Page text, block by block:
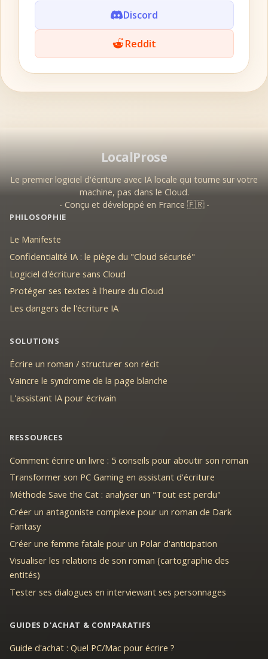
Discord
Reddit
LocalProse
Le premier logiciel d'écriture avec IA locale qui tourne sur votre
machine, pas dans le Cloud.
- Conçu et développé en France 🇫🇷 -
PHILOSOPHIE
Le Manifeste
Confidentialité IA : le piège du "Cloud sécurisé"
Logiciel d'écriture sans Cloud
Protéger ses textes à l'heure du Cloud
Les dangers de l'écriture IA
SOLUTIONS
Écrire un roman / structurer son récit
Vaincre le syndrome de la page blanche
L'assistant IA pour écrivain
RESSOURCES
Comment écrire un livre : 5 conseils pour aboutir son roman
Transformer son PC Gaming en assistant d'écriture
Méthode Save the Cat : analyser un "Tout est perdu"
Créer un antagoniste complexe pour un roman de Dark
Fantasy
Créer une femme fatale pour un Polar d'anticipation
Visualiser les relations de son roman (cartographie des
entités)
Tester ses dialogues en interviewant ses personnages
GUIDES D'ACHAT & COMPARATIFS
Guide d'achat : Quel PC/Mac pour écrire ?